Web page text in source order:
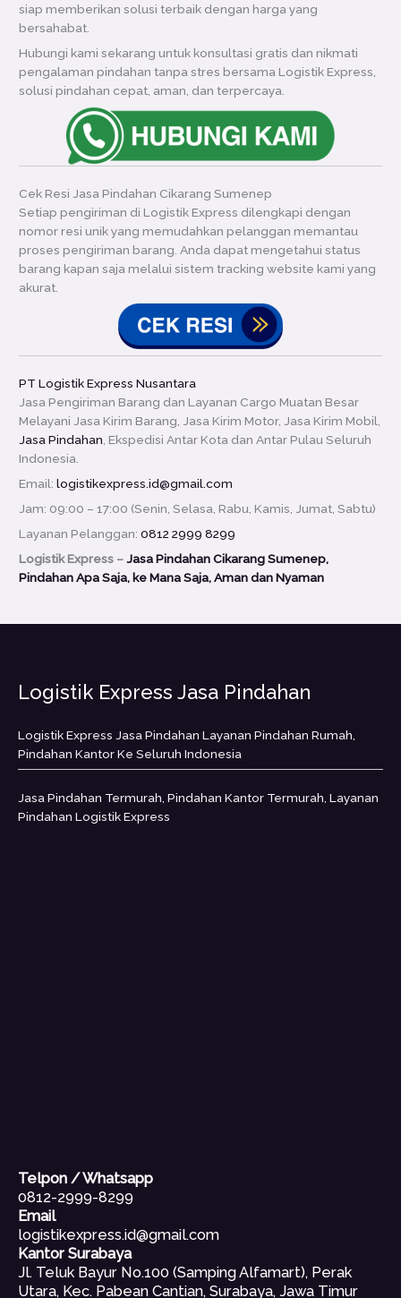
siap memberikan solusi terbaik dengan harga yang
bersahabat.
Hubungi kami sekarang untuk konsultasi gratis dan nikmati
pengalaman pindahan tanpa stres bersama Logistik Express,
solusi pindahan cepat, aman, dan terpercaya.
Cek Resi Jasa Pindahan Cikarang Sumenep
Setiap pengiriman di Logistik Express dilengkapi dengan
nomor resi unik yang memudahkan pelanggan memantau
proses pengiriman barang. Anda dapat mengetahui status
barang kapan saja melalui sistem tracking website kami yang
akurat.
PT Logistik Express Nusantara
Jasa Pengiriman Barang dan Layanan Cargo Muatan Besar
Melayani Jasa Kirim Barang, Jasa Kirim Motor, Jasa Kirim Mobil,
Jasa Pindahan, Ekspedisi Antar Kota dan Antar Pulau Seluruh
Indonesia.
Email:logistikexpress.id@gmail.com
Jam: 09:00 – 17:00 (Senin, Selasa, Rabu, Kamis, Jumat, Sabtu)
Layanan Pelanggan:0812 2999 8299
Logistik Express –Jasa Pindahan Cikarang Sumenep,
Pindahan Apa Saja, ke Mana Saja, Aman dan Nyaman
Logistik Express Jasa Pindahan
Logistik Express Jasa Pindahan Layanan Pindahan Rumah,
Pindahan Kantor Ke Seluruh Indonesia
Jasa Pindahan Termurah, Pindahan Kantor Termurah, Layanan
Pindahan Logistik Express
Telpon / Whatsapp
0812-2999-8299
Email
logistikexpress.id@gmail.com
Kantor Surabaya
Jl. Teluk Bayur No.100 (Samping Alfamart), Perak
Utara, Kec. Pabean Cantian, Surabaya, Jawa Timur